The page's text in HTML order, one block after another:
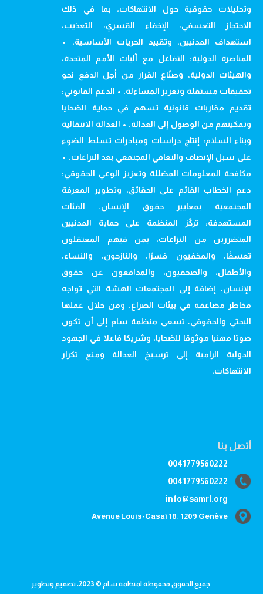
وتحليلات حقوقية حول الانتهاكات، بما في ذلك
الاحتجاز التعسفي، الإخفاء القسري، التعذيب،
استهداف المدنيين، وتقييد الحريات الأساسية. •
المناصرة الدولية: التفاعل مع آليات الأمم المتحدة،
والهيئات الدولية، وصنّاع القرار من أجل الدفع نحو
تحقيقات مستقلة وتعزيز المساءلة. • الدعم القانوني:
تقديم مقاربات قانونية تسهم في حماية الضحايا
وتمكينهم من الوصول إلى العدالة. • العدالة الانتقالية
وبناء السلام: إنتاج دراسات ومبادرات تسلط الضوء
على سبل الإنصاف والتعافي المجتمعي بعد النزاعات. •
مكافحة المعلومات المضللة وتعزيز الوعي الحقوقي:
دعم الخطاب القائم على الحقائق، وتطوير المعرفة
المجتمعية بمعايير حقوق الإنسان. الفئات
المستهدفة: تركّز المنظمة على حماية المدنيين
المتضررين من النزاعات، بمن فيهم المعتقلون
تعسفًا، والمخفيون قسرًا، والنازحون، والنساء،
والأطفال، والصحفيون، والمدافعون عن حقوق
الإنسان، إضافة إلى المجتمعات الهشة التي تواجه
مخاطر مضاعفة في بيئات الصراع. ومن خلال عملها
البحثي والحقوقي، تسعى منظمة سام إلى أن تكون
صوتا مهنيا موثوقا للضحايا، وشريكا فاعلا في الجهود
الدولية الرامية إلى ترسيخ العدالة ومنع تكرار
الانتهاكات.
أتصل بنا
0041779560222
0041779560222
info@samrl.org
Avenue Louis-Casaï 18, 1209 Genève
جميع الحقوق محفوظة لمنظمة سام © 2023، تصميم وتطوير